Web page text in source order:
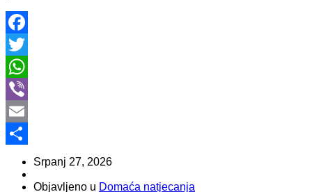
Facebook
Twitter
WhatsApp
Viber
Email
Share
Srpanj 27, 2026
Objavljeno u Domaća natjecanja